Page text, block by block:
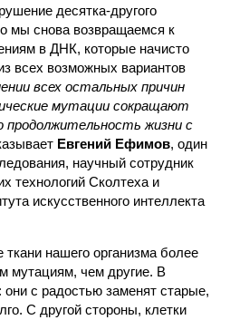
десятка-другого
мы снова возвращаемся к
в ДНК, которые начисто
всех возможных вариантов
всех остальных причин
мутации сокращают
жизни с
Евгений Ефимов, один
научный сотрудник
технологий Сколтеха и
искусственного интеллекта
ткани нашего организма более
мутациям, чем другие. В
они с радостью заменят старые,
С другой стороны, клетки